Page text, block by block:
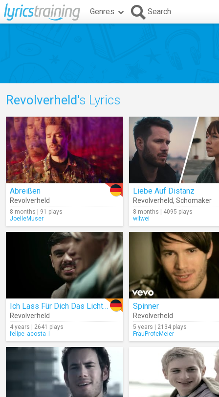
Genres Search
Revolverheld's Lyrics
Abreißen
Revolverheld
8 months | 91 plays
JoelleMuser
Liebe Auf Distanz
Revolverheld, Schomaker
8 months | 4095 plays
wilwei
Ich Lass Für Dich Das Licht An
Revolverheld
4 years | 2641 plays
felipe_acosta_l
Spinner
Revolverheld
5 years | 2134 plays
FrauProfeMeier